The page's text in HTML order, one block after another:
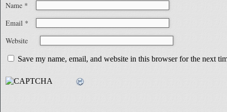
Name *
Email *
Website
Save my name, email, and website in this browser for the next